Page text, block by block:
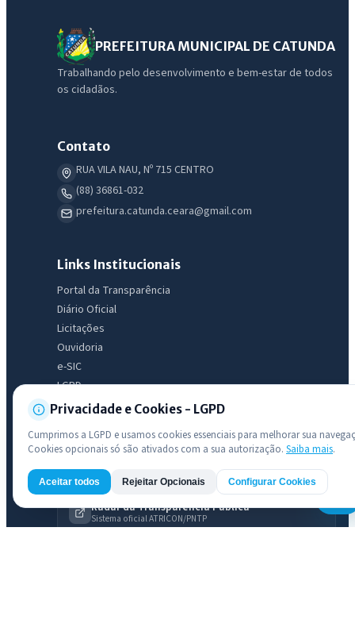
PREFEITURA MUNICIPAL DE CATUNDA
Trabalhando pelo desenvolvimento e bem-estar de todos
os cidadãos.
Contato
RUA VILA NAU, Nº 715 CENTRO
(88) 36861-032
prefeitura.catunda.ceara@gmail.com
Links Institucionais
Portal da Transparência
Diário Oficial
Licitações
Ouvidoria
e-SIC
LGPD
Mapa do Site
Transparência
Radar da Transparência Pública
Sistema oficial ATRICON/PNTP
Privacidade e Cookies - LGPD
Cumprimos a LGPD e usamos cookies essenciais para melhorar sua
Cookies opcionais só são ativados com a sua autorização. Saiba mais.
Aceitar todos Rejeitar Opcionais Configurar Cookies
IntGest AI
Assistente do Portal
licitações, estrutura ou transparência do município.
Licitações abertas Carta de serviços